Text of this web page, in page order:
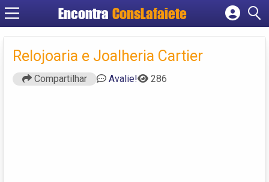
Encontra ConsLafaiete
Cadastrar empresa
Criar conta
Relojoaria e Joalheria Cartier
Compartilhar Avalie! 286